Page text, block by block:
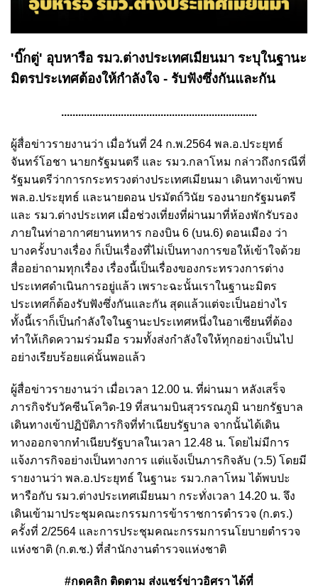
'บิ๊กตู่' อุบหารือ รมว.ต่างประเทศเมียนมา ระบุในฐานะ
มิตรประเทศต้องให้กำลังใจ - รับฟังซึ่งกันและกัน
.....................................................................
ผู้สื่อข่าวรายงานว่า เมื่อวันที่ 24 ก.พ.2564 พล.อ.ประยุทธ์
จันทร์โอชา นายกรัฐมนตรี และ รมว.กลาโหม กล่าวถึงกรณีที่
รัฐมนตรีว่าการกระทรวงต่างประเทศเมียนมา เดินทางเข้าพบ
พล.อ.ประยุทธ์ และนายดอน ปรมัตถ์วินัย รองนายกรัฐมนตรี
และ รมว.ต่างประเทศ เมื่อช่วงเที่ยงที่ผ่านมาที่ห้องพักรับรอง
ภายในท่าอากาศยานทหาร กองบิน 6 (บน.6) ดอนเมือง ว่า
บางครั้งบางเรื่อง ก็เป็นเรื่องที่ไม่เป็นทางการขอให้เข้าใจด้วย
สื่ออย่าถามทุกเรื่อง เรื่องนี้เป็นเรื่องของกระทรวงการต่าง
ประเทศดำเนินการอยู่แล้ว เพราะฉะนั้นเราในฐานะมิตร
ประเทศก็ต้องรับฟังซึ่งกันและกัน สุดแล้วแต่จะเป็นอย่างไร
ทั้งนี้เราก็เป็นกำลังใจในฐานะประเทศหนึ่งในอาเซียนที่ต้อง
ทำให้เกิดความร่วมมือ รวมทั้งส่งกำลังใจให้ทุกอย่างเป็นไป
อย่างเรียบร้อยแค่นั้นพอแล้ว
ผู้สื่อข่าวรายงานว่า เมื่อเวลา 12.00 น. ที่ผ่านมา หลังเสร็จ
ภารกิจรับวัคซีนโควิด-19 ที่สนามบินสุวรรณภูมิ นายกรัฐบาล
เดินทางเข้าปฏิบัติภารกิจที่ทำเนียบรัฐบาล จากนั้นได้เดิน
ทางออกจากทำเนียบรัฐบาลในเวลา 12.48 น. โดยไม่มีการ
แจ้งภารกิจอย่างเป็นทางการ แต่แจ้งเป็นภารกิจลับ (ว.5) โดยมี
รายงานว่า พล.อ.ประยุทธ์ ในฐานะ รมว.กลาโหม ได้พบปะ
หารือกับ รมว.ต่างประเทศเมียนมา กระทั่งเวลา 14.20 น. จึง
เดินเข้ามาประชุมคณะกรรมการข้าราชการตำรวจ (ก.ตร.)
ครั้งที่ 2/2564 และการประชุมคณะกรรมการนโยบายตำรวจ
แห่งชาติ (ก.ต.ช.) ที่สำนักงานตำรวจแห่งชาติ
#กดคลิก ติดตาม ส่งแชร์ข่าวอิศรา ได้ที่